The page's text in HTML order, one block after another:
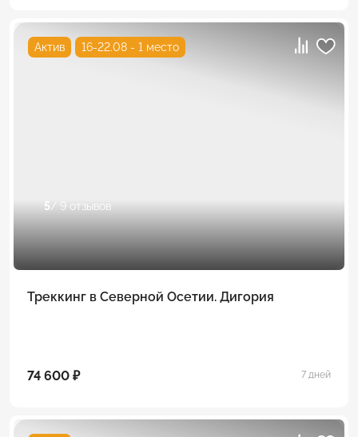
Актив 16-22.08 - 1 место
5/ 9 отзывов
Треккинг в Северной Осетии. Дигория
74 600 ₽ 7 дней